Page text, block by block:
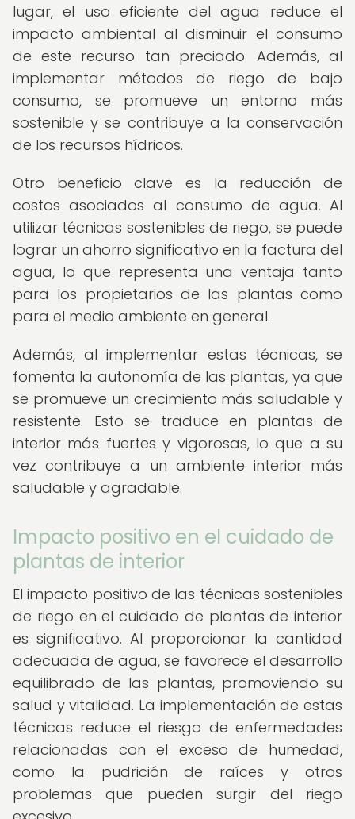
lugar, el uso eficiente del agua reduce el
impacto ambiental al disminuir el consumo
de este recurso tan preciado. Además, al
implementar métodos de riego de bajo
consumo, se promueve un entorno más
sostenible y se contribuye a la conservación
de los recursos hídricos.
Otro beneficio clave es la reducción de
costos asociados al consumo de agua. Al
utilizar técnicas sostenibles de riego, se puede
lograr un ahorro significativo en la factura del
agua, lo que representa una ventaja tanto
para los propietarios de las plantas como
para el medio ambiente en general.
Además, al implementar estas técnicas, se
fomenta la autonomía de las plantas, ya que
se promueve un crecimiento más saludable y
resistente. Esto se traduce en plantas de
interior más fuertes y vigorosas, lo que a su
vez contribuye a un ambiente interior más
saludable y agradable.
Impacto positivo en el cuidado de
plantas de interior
El impacto positivo de las técnicas sostenibles
de riego en el cuidado de plantas de interior
es significativo. Al proporcionar la cantidad
adecuada de agua, se favorece el desarrollo
equilibrado de las plantas, promoviendo su
salud y vitalidad. La implementación de estas
técnicas reduce el riesgo de enfermedades
relacionadas con el exceso de humedad,
como la pudrición de raíces y otros
problemas que pueden surgir del riego